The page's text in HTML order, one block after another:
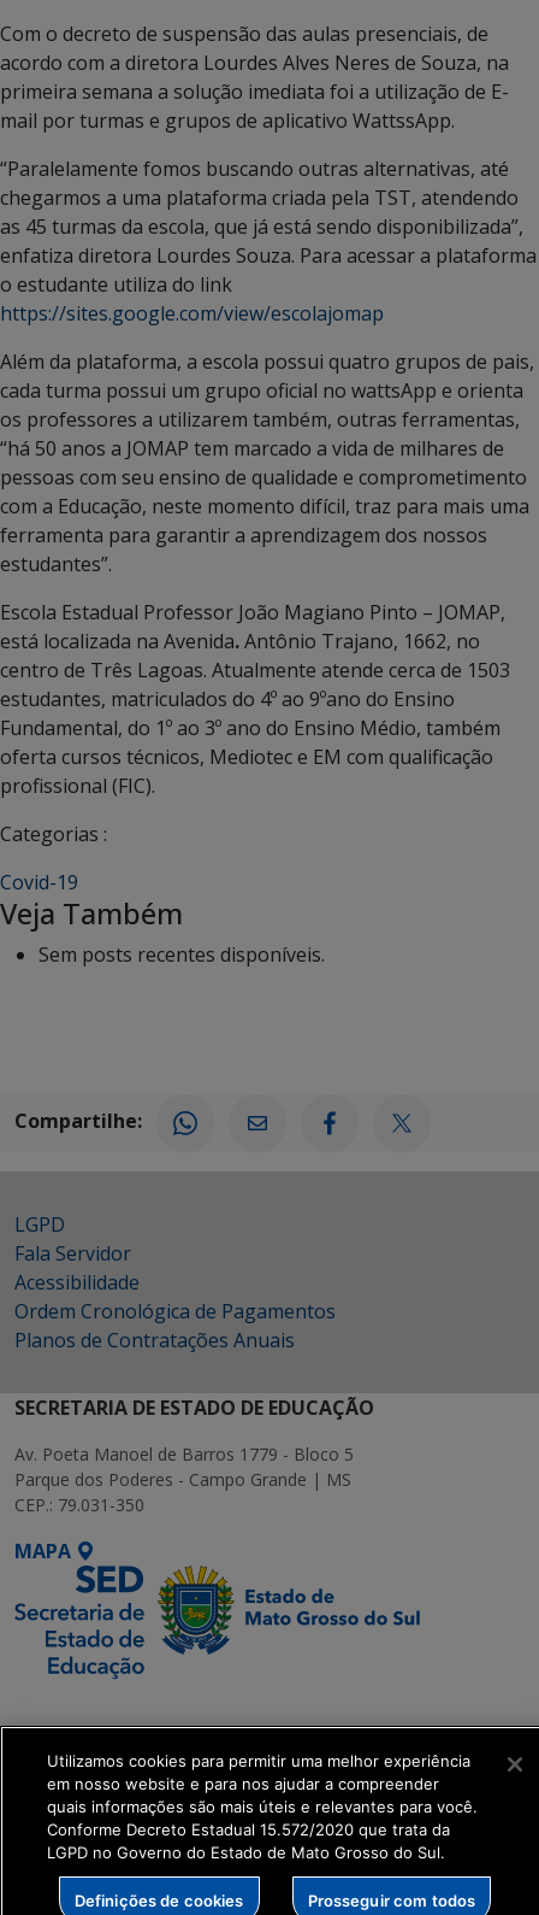
Com o decreto de suspensão das aulas presenciais, de
acordo com a diretora Lourdes Alves Neres de Souza, na
primeira semana a solução imediata foi a utilização de E-
mail por turmas e grupos de aplicativo WattssApp.
“Paralelamente fomos buscando outras alternativas, até
chegarmos a uma plataforma criada pela TST, atendendo
as 45 turmas da escola, que já está sendo disponibilizada”,
enfatiza diretora Lourdes Souza. Para acessar a plataforma
o estudante utiliza do link
https://sites.google.com/view/escolajomap
Além da plataforma, a escola possui quatro grupos de pais,
cada turma possui um grupo oficial no wattsApp e orienta
os professores a utilizarem também, outras ferramentas,
“há 50 anos a JOMAP tem marcado a vida de milhares de
pessoas com seu ensino de qualidade e comprometimento
com a Educação, neste momento difícil, traz para mais uma
ferramenta para garantir a aprendizagem dos nossos
estudantes”.
Escola Estadual Professor João Magiano Pinto – JOMAP,
está localizada na Avenida.Antônio Trajano, 1662, no
centro de Três Lagoas. Atualmente atende cerca de 1503
estudantes, matriculados do 4º ao 9ºano do Ensino
Fundamental, do 1º ao 3º ano do Ensino Médio, também
oferta cursos técnicos, Mediotec e EM com qualificação
profissional (FIC).
Categorias :
Covid-19
Veja Também
Sem posts recentes disponíveis.
Compartilhe:
LGPD
Fala Servidor
Acessibilidade
Ordem Cronológica de Pagamentos
Planos de Contratações Anuais
SECRETARIA DE ESTADO DE EDUCAÇÃO
Av. Poeta Manoel de Barros 1779 - Bloco 5
Parque dos Poderes - Campo Grande | MS
CEP.: 79.031-350
MAPA
Transformação Digital
get_footer();
Utilizamos cookies para permitir uma melhor experiência
em nosso website e para nos ajudar a compreender
quais informações são mais úteis e relevantes para você.
Conforme Decreto Estadual 15.572/2020 que trata da
LGPD no Governo do Estado de Mato Grosso do Sul.
Definições de cookies Prosseguir com todos